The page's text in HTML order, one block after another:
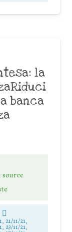
la
banca
21/11/21,
23/11/21,